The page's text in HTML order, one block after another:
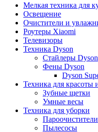
Мелкая техника для
Освещение
Очистители и
Роутеры Xiaomi
Телевизоры
Техника Dyson
Стайлеры Dyson
Фены Dyson
Dyson
Техника для красоты
Зубные щетки
Умные весы
Техника для уборки
Пароочистители
Пылесосы